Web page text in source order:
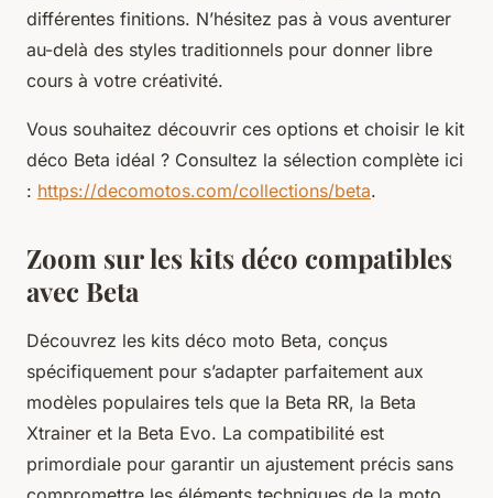
différentes finitions. N’hésitez pas à vous aventurer
au-delà des styles traditionnels pour donner libre
cours à votre créativité.
Vous souhaitez découvrir ces options et choisir le kit
déco Beta idéal ? Consultez la sélection complète ici
: https://decomotos.com/collections/beta.
Zoom sur les kits déco compatibles
avec Beta
Découvrez les kits déco moto Beta, conçus
spécifiquement pour s’adapter parfaitement aux
modèles populaires tels que la Beta RR, la Beta
Xtrainer et la Beta Evo. La compatibilité est
primordiale pour garantir un ajustement précis sans